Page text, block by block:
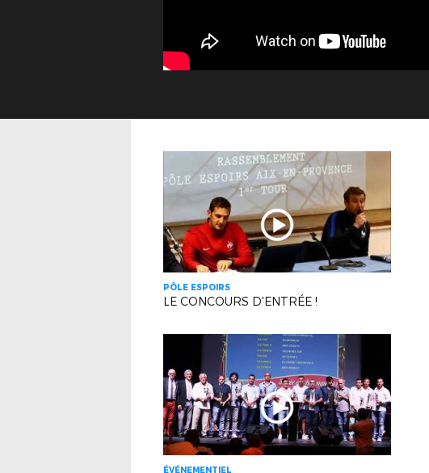
PÔLE ESPOIRS
LE CONCOURS D'ENTRÉE !
ÉVÉNEMENTIEL